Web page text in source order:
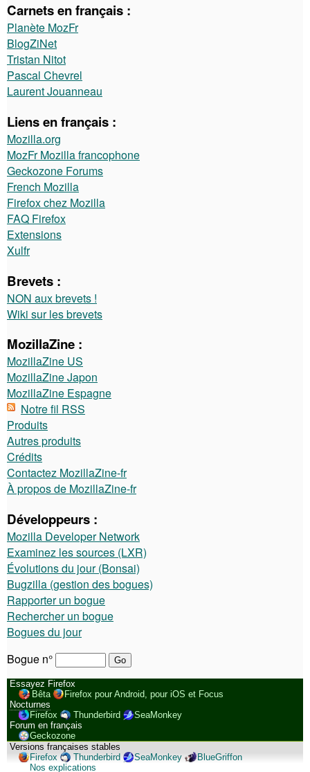
Carnets en français :
Planète MozFr
BlogZiNet
Tristan Nitot
Pascal Chevrel
Laurent Jouanneau
Liens en français :
Mozilla.org
MozFr Mozilla francophone
Geckozone Forums
French Mozilla
Firefox chez Mozilla
FAQ Firefox
Extensions
Xulfr
Brevets :
NON aux brevets !
Wiki sur les brevets
MozillaZine :
MozillaZine US
MozillaZine Japon
MozillaZine Espagne
Notre fil RSS
Produits
Autres produits
Crédits
Contactez MozillaZine-fr
À propos de MozillaZine-fr
Développeurs :
Mozilla Developer Network
Examinez les sources (LXR)
Évolutions du jour (Bonsai)
Bugzilla (gestion des bogues)
Rapporter un bogue
Rechercher un bogue
Bogues du jour
Bogue n°
Essayez Firefox
Bêta
Firefox pour Android, pour iOS et Focus
Nocturnes
Firefox
Thunderbird
SeaMonkey
Forum en français
Geckozone
Versions françaises stables
Firefox
Thunderbird SeaMonkey
BlueGriffon
Nos explications